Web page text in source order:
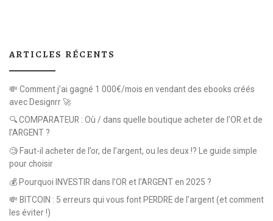
ARTICLES RÉCENTS
💸 Comment j’ai gagné 1 000€/mois en vendant des ebooks créés
avec Designrr 🚀
🔍 COMPARATEUR : Où / dans quelle boutique acheter de l’OR et de
l’ARGENT ?
🧐 Faut-il acheter de l’or, de l’argent, ou les deux !? Le guide simple
pour choisir
💰 Pourquoi INVESTIR dans l’OR et l’ARGENT en 2025 ?
💸 BITCOIN : 5 erreurs qui vous font PERDRE de l’argent (et comment
les éviter !)